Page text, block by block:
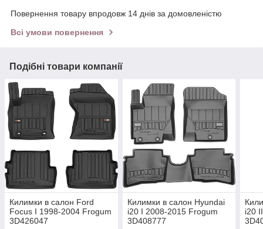
Повернення товару впродовж 14 днів за домовленістю
Всі умови повернення
Подібні товари компанії
Килимки в салон Ford
Focus I 1998-2004 Frogum
3D426047
Килимки в салон Hyundai
i20 I 2008-2015 Frogum
3D408777
i20